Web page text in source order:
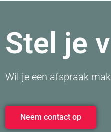
Stel je
Wil je een afspraak
Neem contact op